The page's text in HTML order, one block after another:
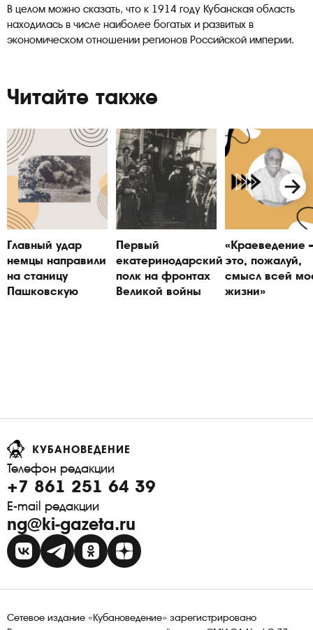
В целом можно сказать, что к 1914 году Кубанская область
находилась в числе наиболее богатых и развитых в
экономическом отношении регионов Российской империи.
Читайте также
Главный удар
немцы направили
на станицу
Пашковскую
Первый
екатеринодарский
полк на фронтах
Великой войны
«Краеведение
это, пожалуй,
смысл всей
жизни»
КУБАНОВЕДЕНИЕ
Телефон редакции
+7 861 251 64 39
E-mail редакции
ng@ki-gazeta.ru
Сетевое издание «Кубановедение» зарегистрировано